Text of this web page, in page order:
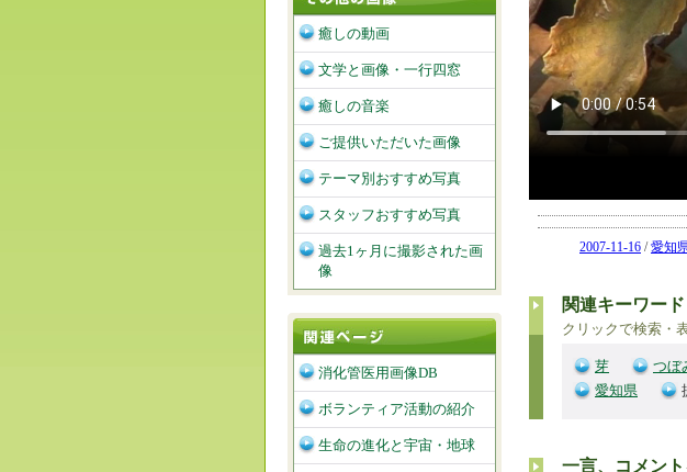
2007-11-16 /愛知
関連キーワード
クリックで検索・
芽 つぼ
愛知県
一言、コメン
癒しの動画
文学と画像・一行四窓
癒しの音楽
ご提供いただいた画像
テーマ別おすすめ写真
スタッフおすすめ写真
過去1ヶ月に撮影された画
像
消化管医用画像DB
ボランティア活動の紹介
生命の進化と宇宙・地球